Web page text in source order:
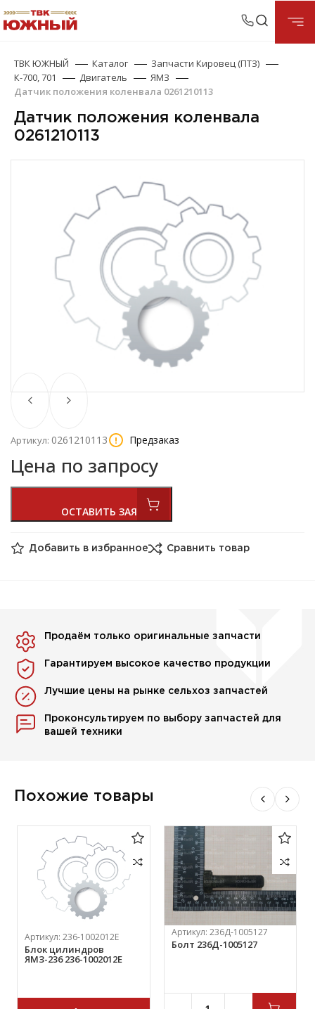
ТВК ЮЖНЫЙ Каталог
Запчасти Кировец (ПТЗ)
К-700, 701
Двигатель
ЯМЗ
Датчик положения коленвала 0261210113
Датчик положения коленвала
0261210113
Артикул: 0261210113 Предзаказ
Цена по запросу
Добавить в избранное Сравнить товар
Продаём только оригинальные запчасти
Гарантируем высокое качество продукции
Лучшие цены на рынке сельхоз запчастей
Проконсультируем по выбору запчастей для
вашей техники
Похожие товары
Артикул:236-1002012Е
Блок цилиндров
ЯМЗ-236 236-1002012Е
Артикул: 236Д-1005127
Болт 236Д-1005127